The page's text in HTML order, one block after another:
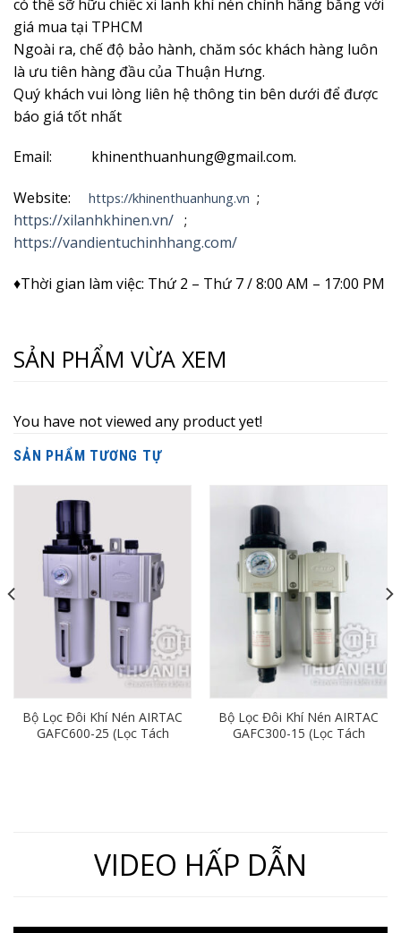
có thể sỡ hữu chiếc xi lanh khí nén chính hãng bằng với
giá mua tại TPHCM
Ngoài ra, chế độ bảo hành, chăm sóc khách hàng luôn
là ưu tiên hàng đầu của Thuận Hưng.
Quý khách vui lòng liên hệ thông tin bên dưới để được
báo giá tốt nhất
Email: khinenthuanhung@gmail.com.
Website: https://khinenthuanhung.vn ;
https://xilanhkhinen.vn/ ;
https://vandientuchinhhang.com/
♦Thời gian làm việc: Thứ 2 – Thứ 7 / 8:00 AM – 17:00 PM
SẢN PHẨM VỪA XEM
You have not viewed any product yet!
SẢN PHẨM TƯƠNG TỰ
Bộ Lọc Đôi Khí Nén AIRTAC
GAFC600-25 (Lọc Tách
Bộ Lọc Đôi Khí Nén AIRTAC
GAFC300-15 (Lọc Tách
VIDEO HẤP DẪN